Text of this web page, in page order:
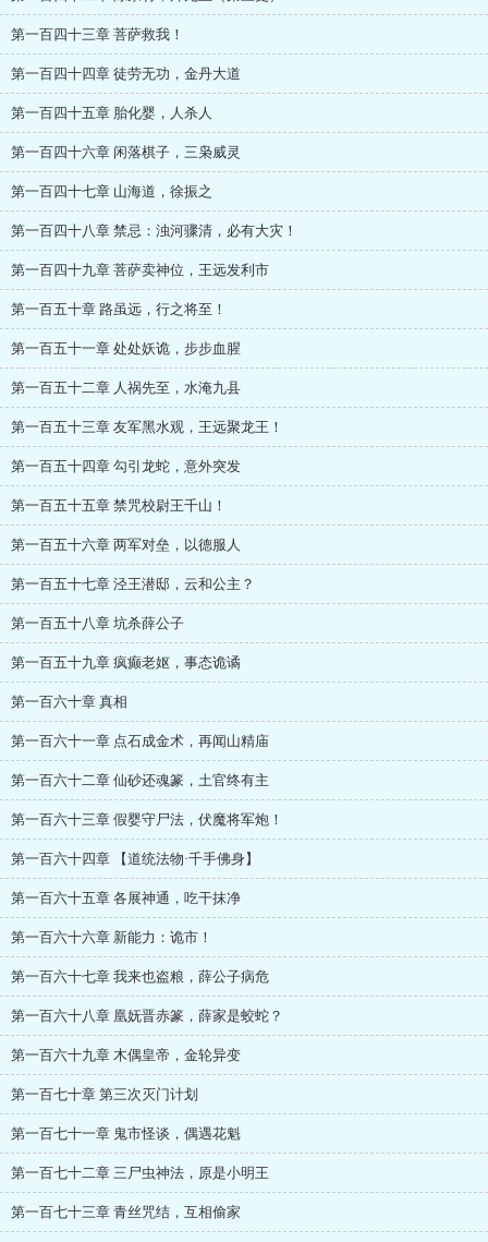
第一百四十三章 菩萨救我！
第一百四十四章 徒劳无功，金丹大道
第一百四十五章 胎化婴，人杀人
第一百四十六章 闲落棋子，三枭威灵
第一百四十七章 山海道，徐振之
第一百四十八章 禁忌：浊河骤清，必有大灾！
第一百四十九章 菩萨卖神位，王远发利市
第一百五十章 路虽远，行之将至！
第一百五十一章 处处妖诡，步步血腥
第一百五十二章 人祸先至，水淹九县
第一百五十三章 友军黑水观，王远聚龙王！
第一百五十四章 勾引龙蛇，意外突发
第一百五十五章 禁咒校尉王千山！
第一百五十六章 两军对垒，以德服人
第一百五十七章 泾王潜邸，云和公主？
第一百五十八章 坑杀薛公子
第一百五十九章 疯癫老妪，事态诡谲
第一百六十章 真相
第一百六十一章 点石成金术，再闻山精庙
第一百六十二章 仙砂还魂篆，土官终有主
第一百六十三章 假婴守尸法，伏魔将军炮！
第一百六十四章 【道统法物·千手佛身】
第一百六十五章 各展神通，吃干抹净
第一百六十六章 新能力：诡市！
第一百六十七章 我来也盗粮，薛公子病危
第一百六十八章 凰妩晋赤篆，薛家是蛟蛇？
第一百六十九章 木偶皇帝，金轮异变
第一百七十章 第三次灭门计划
第一百七十一章 鬼市怪谈，偶遇花魁
第一百七十二章 三尸虫神法，原是小明王
第一百七十三章 青丝咒结，互相偷家